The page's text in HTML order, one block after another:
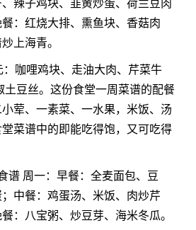
辣子鸡块、韭黄炒蛋、荷兰豆肉
：红烧大排、熏鱼块、香菇肉
上海青。
咖哩鸡块、走油大肉、芹菜牛
土豆丝。这份食堂一周菜谱的配餐
荤、一素菜、一水果，米饭、汤
菜谱中的即能吃得饱，又可吃得
谱 周一：早餐：全麦面包、豆
中餐：鸡蛋汤、米饭、肉炒芹
：八宝粥、炒豆芽、海米冬瓜。